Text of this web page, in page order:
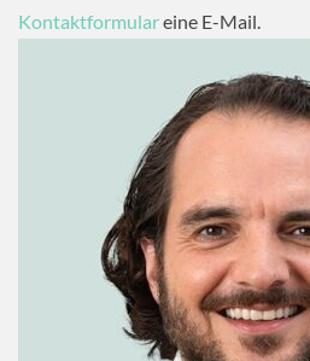
Kontaktformulareine E-Mail.